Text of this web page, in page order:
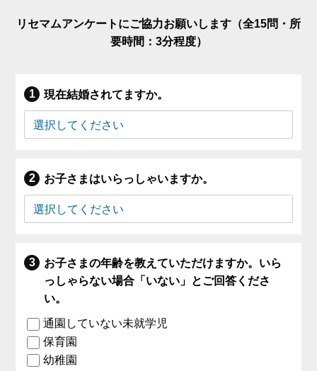
リセマムアンケートにご協力お願いします（全15問・所
要時間：3分程度）
現在結婚されてますか。
お子さまはいらっしゃいますか。
お子さまの年齢を教えていただけますか。いら
っしゃらない場合「いない」とご回答くださ
い。
通園していない未就学児
保育園
幼稚園